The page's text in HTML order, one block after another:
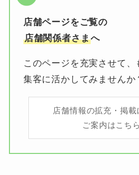
店舗ページをご覧の
店舗関係者さまへ
このページを充実させて、
集客に活かしてみませんか
店舗情報の拡充・掲載
ご案内はこちら